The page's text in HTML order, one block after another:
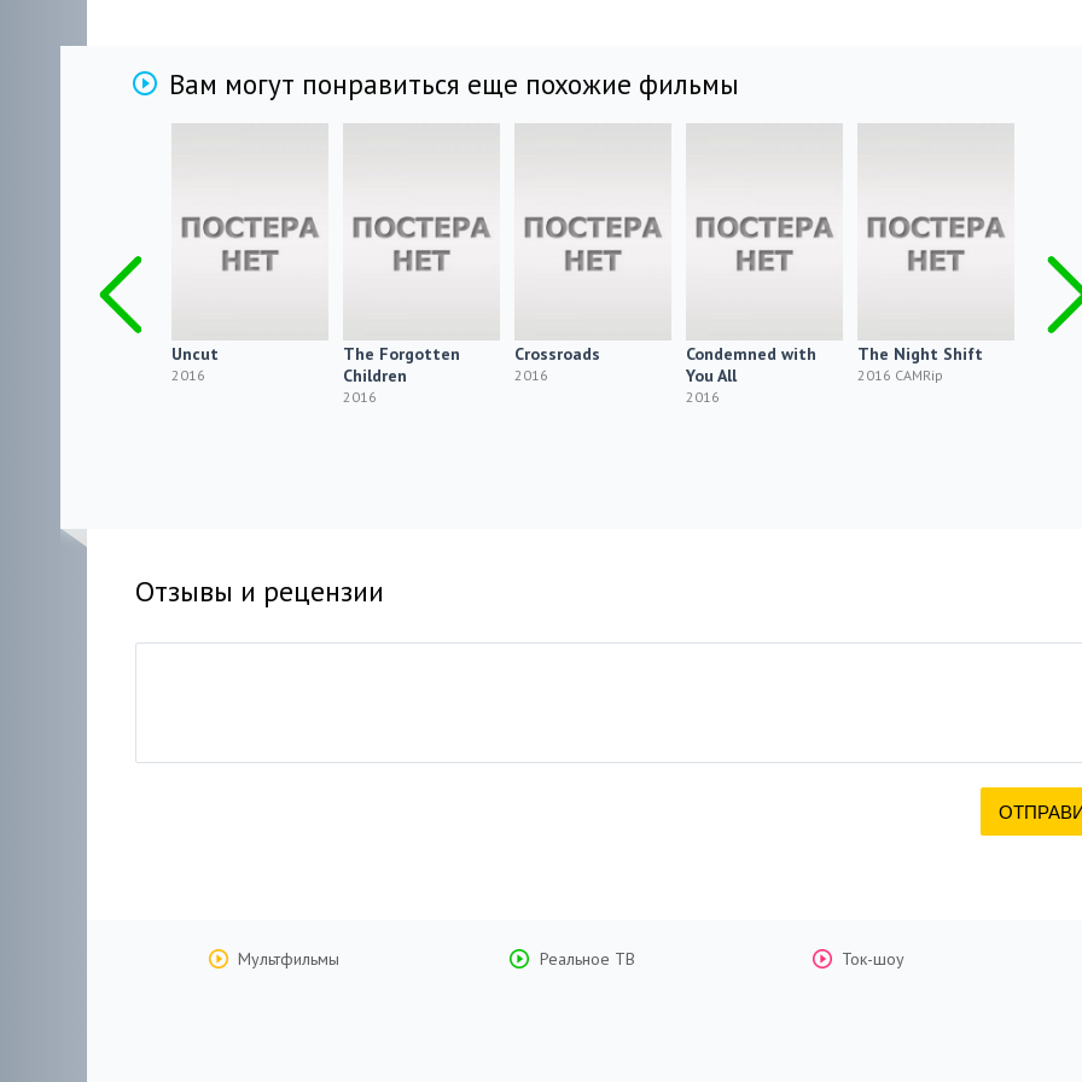
Вам могут понравиться еще похожие фильмы
Uncut
2016
The Forgotten
Children
2016
Crossroads
2016
Condemned with
You All
2016
The Night Shift
2016 CAMRip
Отзывы и рецензии
Мультфильмы Реальное ТВ Ток-шоу